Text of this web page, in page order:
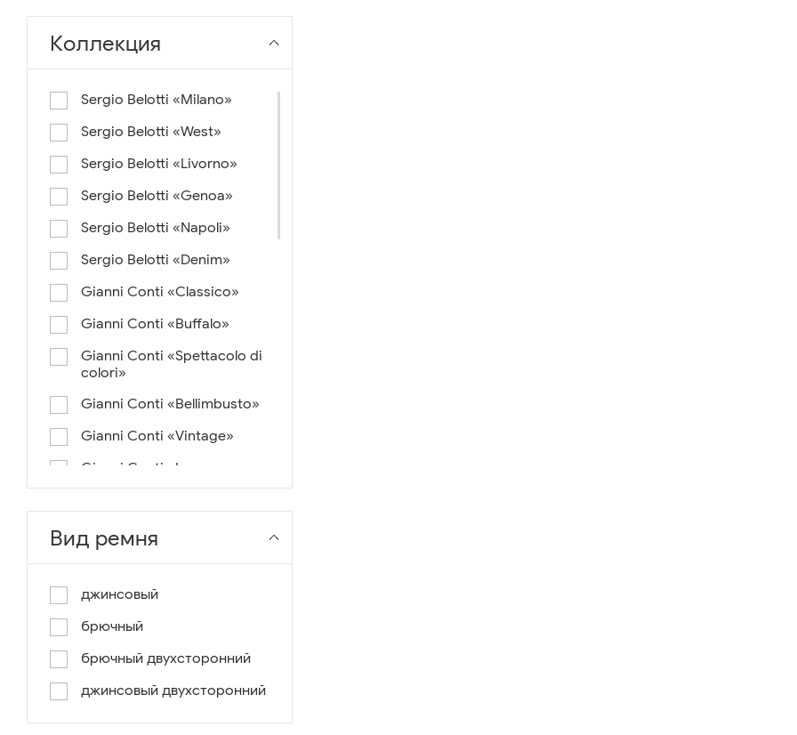
Коллекция
Sergio Belotti «Milano»
Sergio Belotti «West»
Sergio Belotti «Livorno»
Sergio Belotti «Genoa»
Sergio Belotti «Napoli»
Sergio Belotti «Denim»
Gianni Conti «Classico»
Gianni Conti «Buffalo»
Gianni Conti «Spettacolo di
colori»
Gianni Conti «Bellimbusto»
Gianni Conti «Vintage»
Gianni Conti «Lusso e un
pochino di colore»
Gianni Conti «Antico»
Miguel Bellido «Melbourne»
Вид ремня
джинсовый
брючный
брючный двухсторонний
джинсовый двухсторонний